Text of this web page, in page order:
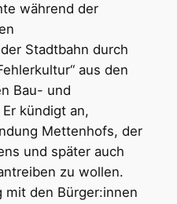
während der
Stadtbahn durch
aus den
Bau- und
kündigt an,
Mettenhofs, der
und später auch
zu wollen.
mit den Bürger:innen